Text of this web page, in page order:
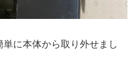
に本体から取り外せまし